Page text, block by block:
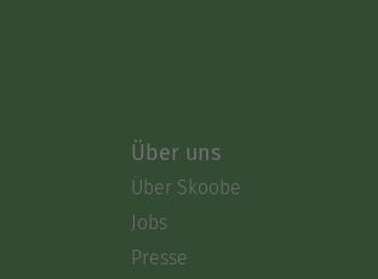
Über uns
Über Skoobe
Jobs
Presse